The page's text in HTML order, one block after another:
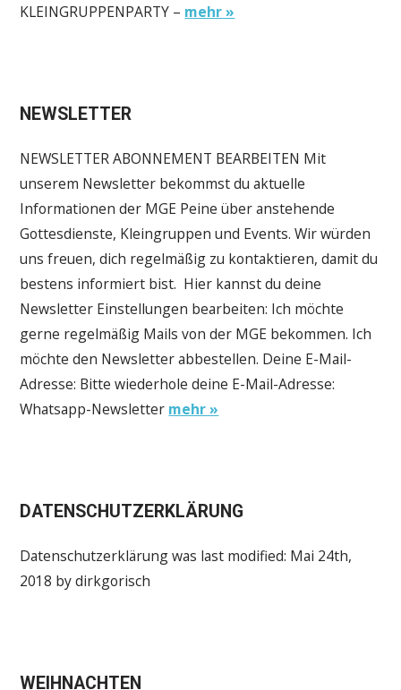
KLEINGRUPPENPARTY – mehr »
NEWSLETTER
NEWSLETTER ABONNEMENT BEARBEITEN Mit
unserem Newsletter bekommst du aktuelle
Informationen der MGE Peine über anstehende
Gottesdienste, Kleingruppen und Events. Wir würden
uns freuen, dich regelmäßig zu kontaktieren, damit du
bestens informiert bist. Hier kannst du deine
Newsletter Einstellungen bearbeiten: Ich möchte
gerne regelmäßig Mails von der MGE bekommen. Ich
möchte den Newsletter abbestellen. Deine E-Mail-
Adresse: Bitte wiederhole deine E-Mail-Adresse:
Whatsapp-Newsletter mehr »
DATENSCHUTZERKLÄRUNG
Datenschutzerklärung was last modified: Mai 24th,
2018 by dirkgorisch
WEIHNACHTEN